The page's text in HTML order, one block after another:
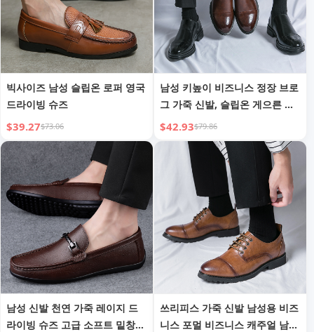
빅사이즈 남성 슬립온 로퍼 영국
드라이빙 슈즈
$39.27$73.06
남성 키높이 비즈니스 정장 브로
그 가죽 신발, 슬립온 게으른 남
자 스타일
$42.93$79.86
남성 신발 천연 가죽 레이지 드
라이빙 슈즈 고급 소프트 밑창
쓰리피스 가죽 신발 남성용 비즈
니스 포멀 비즈니스 캐주얼 남성